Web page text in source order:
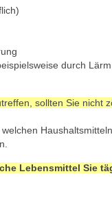
durch Lärm
sollten Sie nicht
Lebensmittel Sie